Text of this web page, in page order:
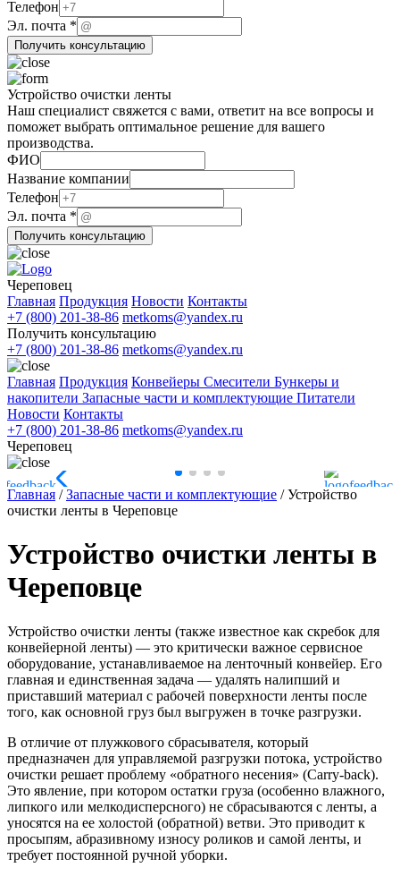
Телефон
Эл. почта *
Получить консультацию
Устройство очистки ленты
Наш специалист свяжется с вами, ответит на все вопросы и
поможет выбрать оптимальное решение для вашего
производства.
ФИО
Название компании
Телефон
Эл.
компании
почта
Эл. почта *
Получить консультацию
Череповец
Главная Продукция Новости Контакты
+7 (800) 201-38-86 metkoms@yandex.ru
Получить консультацию
+7 (800) 201-38-86 metkoms@yandex.ru
Главная Продукция Конвейеры Смесители Бункеры и
накопители Запасные части и комплектующие Питатели
Новости Контакты
+7 (800) 201-38-86 metkoms@yandex.ru
Череповец
Главная /Запасные части и комплектующие /Устройство
очистки ленты в Череповце
Устройство очистки ленты в
Череповце
Устройство очистки ленты (также известное как скребок для
конвейерной ленты) — это критически важное сервисное
оборудование, устанавливаемое на ленточный конвейер. Его
главная и единственная задача — удалять налипший и
приставший материал с рабочей поверхности ленты после
того, как основной груз был выгружен в точке разгрузки.
В отличие от плужкового сбрасывателя, который
предназначен для управляемой разгрузки потока, устройство
очистки решает проблему «обратного несения» (Carry-back).
Это явление, при котором остатки груза (особенно влажного,
липкого или мелкодисперсного) не сбрасываются с ленты, а
уносятся на ее холостой (обратной) ветви. Это приводит к
просыпям, абразивному износу роликов и самой ленты, и
требует постоянной ручной уборки.